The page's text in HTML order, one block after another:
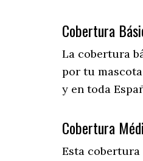
Cobertura
La cobertura
por tu
y en toda
Cobertura
Esta cobertura